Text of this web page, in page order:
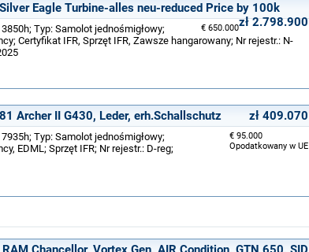
Eagle Turbine-alles neu-reduced Price by 100k
zł 2.798.900
€ 650.000
3850h; Typ: Samolot jednośmigłowy;
Certyfikat IFR, Sprzęt IFR, Zawsze hangarowany; Nr rejestr.: N-
Archer II G430, Leder, erh.Schallschutz zł 409.070
€ 95.000
Opodatkowany w UE
7935h; Typ: Samolot jednośmigłowy;
EDML; Sprzęt IFR; Nr rejestr.: D-reg;